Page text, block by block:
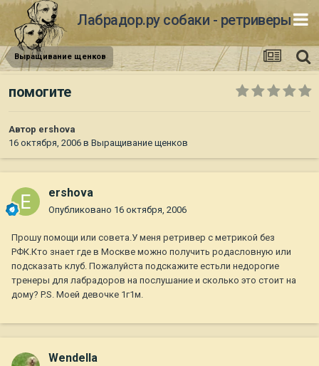
Лабрадор.ру собаки - ретриверы
Выращивание щенков
помогите
Автор ershova
16 октября, 2006 в Выращивание щенков
ershova
Опубликовано 16 октября, 2006
Прошу помощи или совета.У меня ретривер с метрикой без
РФК.Кто знает где в Москве можно получить родасловную или
подсказать клуб. Пожалуйста подскажите естьли недорогие
тренеры для лабрадоров на послушание и сколько это стоит на
дому? P.S. Моей девочке 1г1м.
Wendella